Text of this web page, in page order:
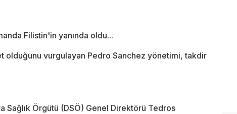
Filistin'in yanında oldu...
vurgulayan Pedro Sanchez yönetimi, takdir
Sağlık Örgütü (DSÖ) Genel Direktörü Tedros